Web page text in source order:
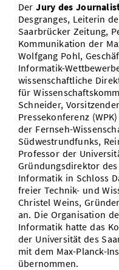
DerJury des
Desgranges, Leiterin
Saarbrücker Zeitung,
Kommunikation der
Wolfgang Pohl,
Informatik-
wissenschaftliche
für
Schneider,
Pressekonferenz
der Fernseh-
Südwestrundfunks,
Professor der
Gründungsdirektor
Informatik in Schloss
freier Technik- und
Christel Weins,
an. Die Organisation
Informatik hatte das
der Universität des
mit dem Max-Planck-
übernommen.